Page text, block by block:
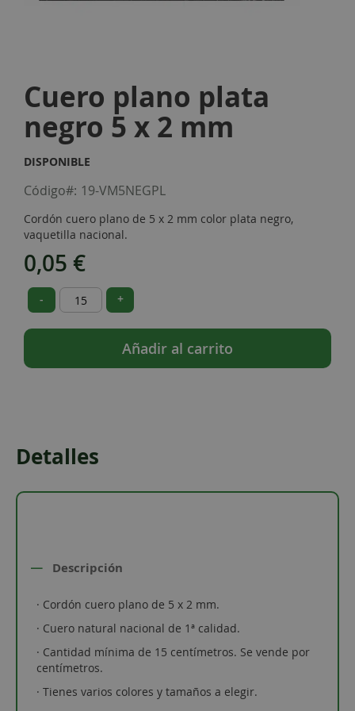
the
beginning
of
the
images
Cuero plano plata
negro 5 x 2 mm
DISPONIBLE
Código 19-VM5NEGPL
Cordón cuero plano de 5 x 2 mm color plata negro,
vaquetilla nacional.
0,05 €
- +
Añadir al carrito
Detalles
Descripción
· Cordón cuero plano de 5 x 2 mm.
· Cuero natural nacional de 1ª calidad.
· Cantidad mínima de 15 centímetros. Se vende por
centímetros.
· Tienes varios colores y tamaños a elegir.